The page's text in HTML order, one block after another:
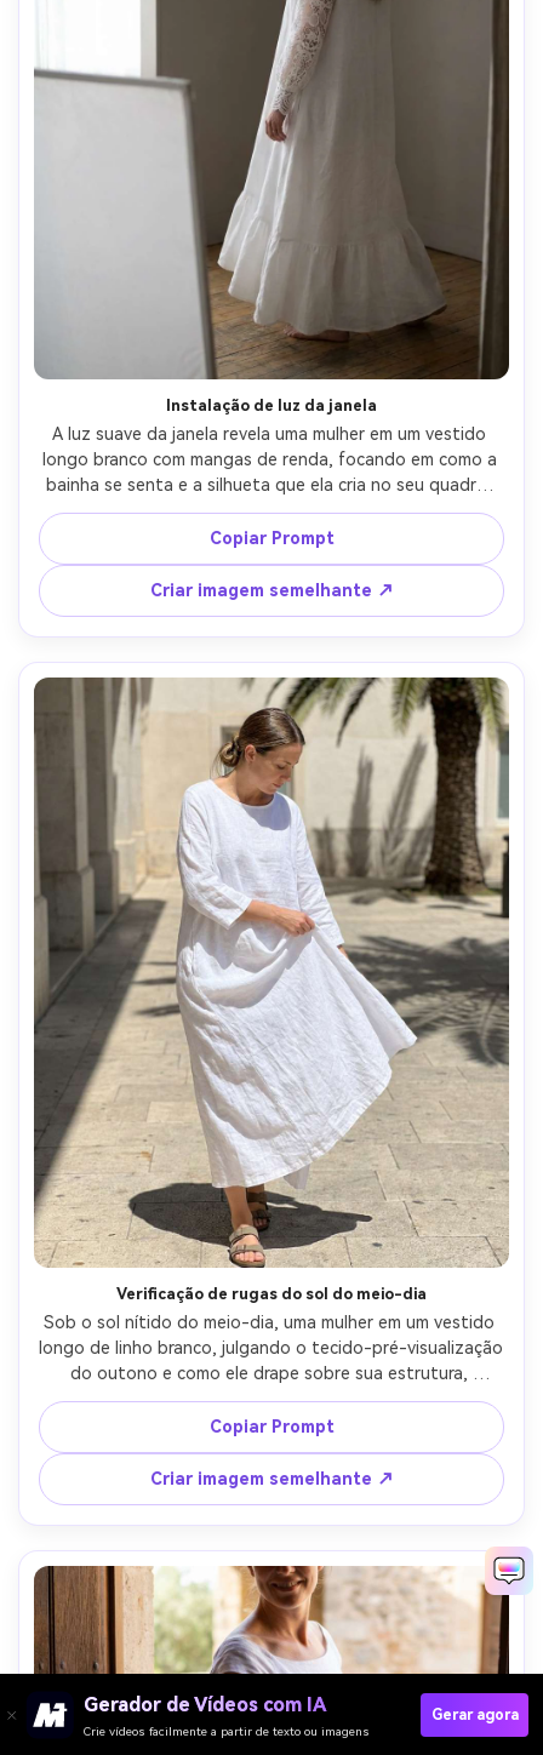
Instalação de luz da janela
A luz suave da janela revela uma mulher em um vestido
longo branco com mangas de renda, focando em como a
bainha se senta e a silhueta que ela cria no seu quadro;
Sala neutra, luz diurna difusa com salto branco, Nikon Z6II
85mm f/1.8, moldura centrada de corpo inteiro, vibração
calma da sala de ajuste, detalhe de renda realista,
sombras naturais-AR 4:5
Copiar Prompt
Criar imagem semelhante ↗
Verificação de rugas do sol do meio-dia
Sob o sol nítido do meio-dia, uma mulher em um vestido
longo de linho branco, julgando o tecido-pré-visualização
do outono e como ele drape sobre sua estrutura,
incluindo rugas naturais; Passeio ao ar livre, luz dura com
sombras definidas, Sony A7R V 50mm f/4, vertical de
corpo inteiro, humor honesto de verificação de ajuste,
textura e contraste realistas, roupa drapada
naturalmente em seu quadro-AR 4:5
Copiar Prompt
Criar imagem semelhante ↗
Gerador de Vídeos com IA
Crie vídeos facilmente a partir de texto ou imagens
Gerar agora